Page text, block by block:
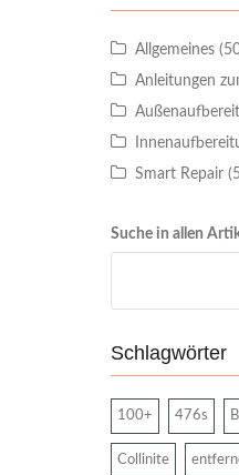
Allgemeines
Anleitungen
Smart Repair
Suche in allen
Schlagwörter
100+ 476s
Collinite